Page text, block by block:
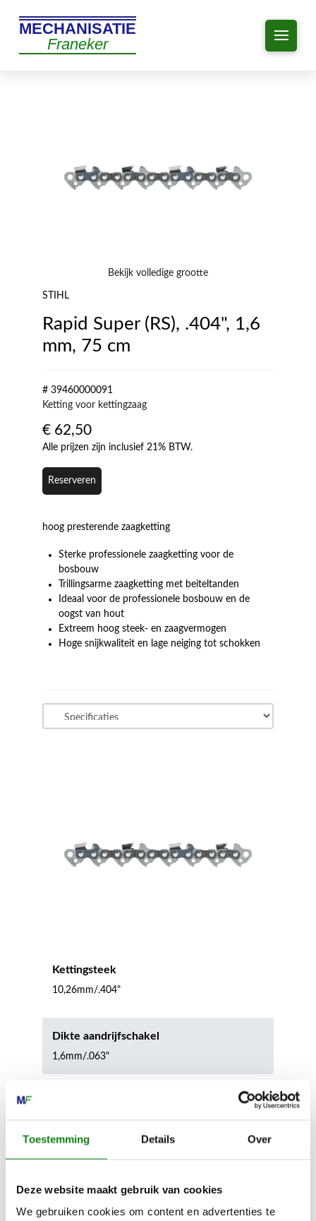
Toestemming Details Over
Deze website maakt gebruik van cookies
We gebruiken cookies om content en advertenties te
MECHANISATIE
Franeker
Bekijk volledige grootte
STIHL
Rapid Super (RS), .404", 1,6
mm, 75 cm
# 39460000091
Ketting voor kettingzaag
€ 62,50
Alle prijzen zijn inclusief 21% BTW.
Reserveren
hoog presterende zaagketting
Sterke professionele zaagketting voor de
bosbouw
Trillingsarme zaagketting met beiteltanden
Ideaal voor de professionele bosbouw en de
oogst van hout
Extreem hoog steek- en zaagvermogen
Hoge snijkwaliteit en lage neiging tot schokken
Kettingsteek
10,26mm/.404"
Dikte aandrijfschakel
1,6mm/.063"
MECHANISATIE FRANEKER